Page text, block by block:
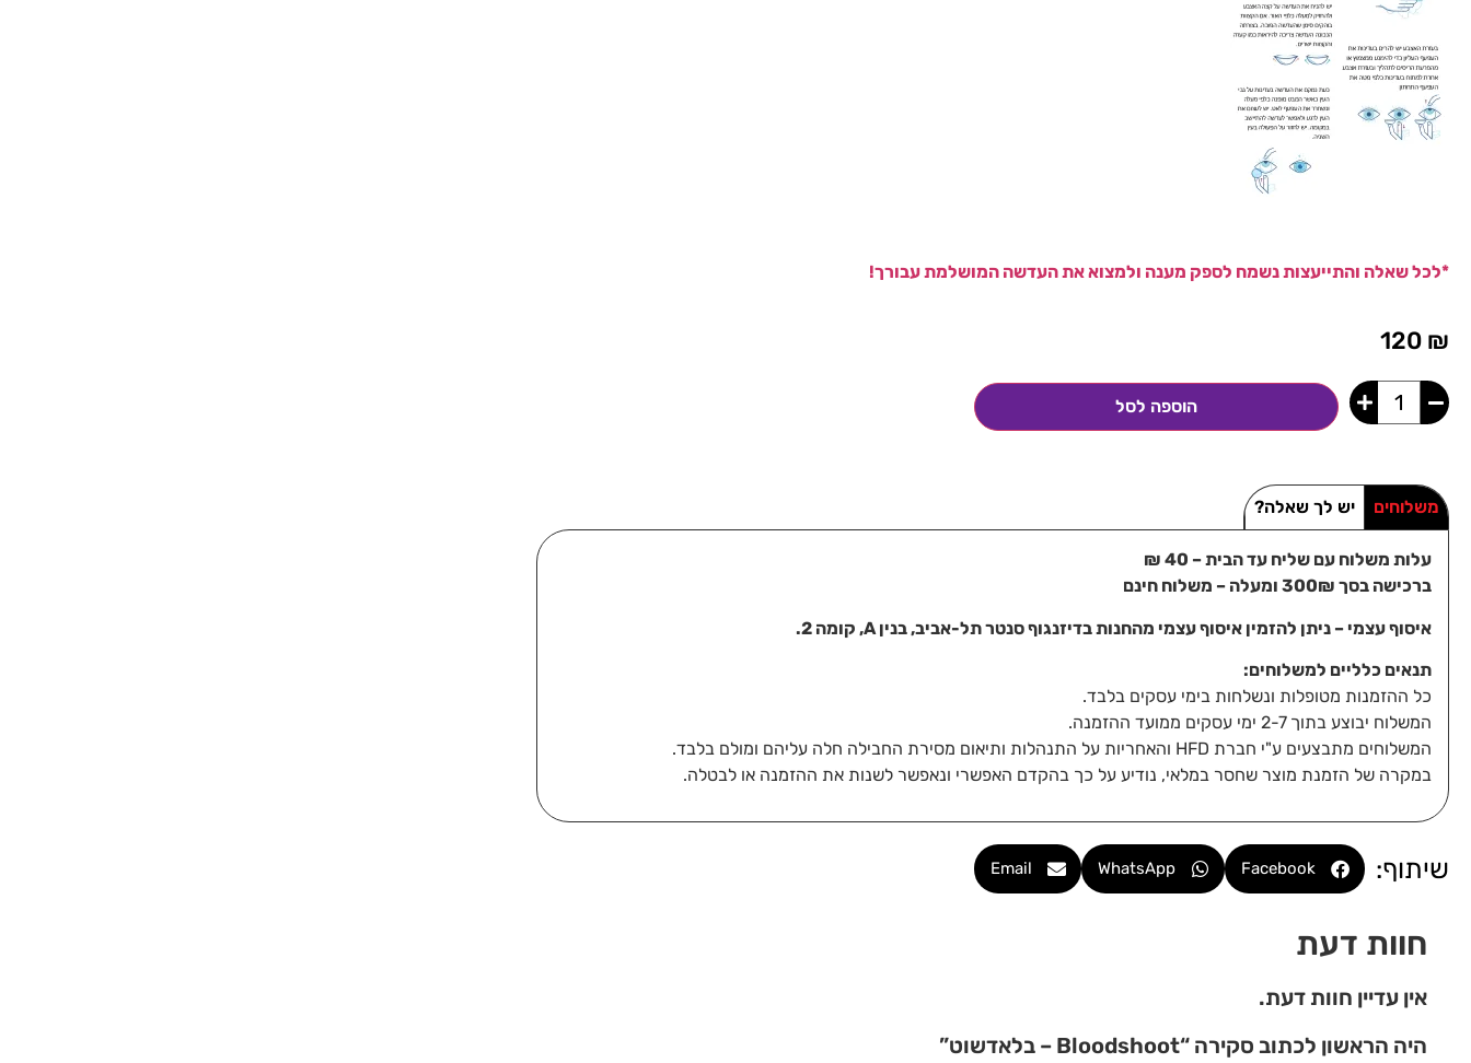
*לכל שאלה והתייעצות נשמח לספק מענה ולמצוא את העדשה המושלמת עבורך!
120 ₪
הוספה לסל
משלוחים יש לך שאלה?
עלות משלוח עם שליח עד הבית – 40 ₪
ברכישה בסך 300₪ ומעלה – משלוח חינם
איסוף עצמי – ניתן להזמין איסוף עצמי מהחנות בדיזנגוף סנטר תל-אביב, בנין A, קומה 2.
תנאים כלליים למשלוחים:
כל ההזמנות מטופלות ונשלחות בימי עסקים בלבד.
המשלוח יבוצע בתוך 2-7 ימי עסקים ממועד ההזמנה.
המשלוחים מתבצעים ע"י חברת HFD והאחריות על התנהלות ותיאום מסירת החבילה חלה עליהם ומולם בלבד.
במקרה של הזמנת מוצר שחסר במלאי, נודיע על כך בהקדם האפשרי ונאפשר לשנות את ההזמנה או לבטלה.
שיתוף: Facebook
WhatsApp
Email
חוות דעת
אין עדיין חוות דעת.
היה הראשון לכתוב סקירה “Bloodshoot – בלאדשוט”